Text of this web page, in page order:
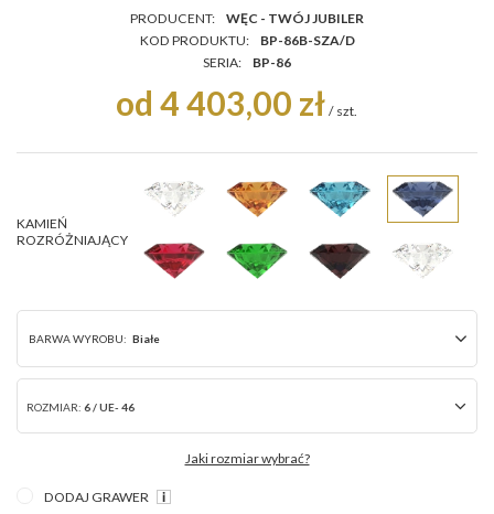
PRODUCENT:
WĘC - TWÓJ JUBILER
KOD PRODUKTU:
BP-86B-SZA/D
SERIA:
BP-86
od 4 403,00 zł / szt.
KAMIEŃ
ROZRÓŻNIAJĄCY
BARWA WYROBU: Białe
ROZMIAR: 6 / UE- 46
Jaki rozmiar wybrać?
DODAJ GRAWER